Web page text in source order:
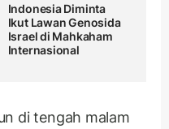
Indonesia Diminta
Ikut Lawan Genosida
Israel di Mahkaham
Internasional
di tengah malam